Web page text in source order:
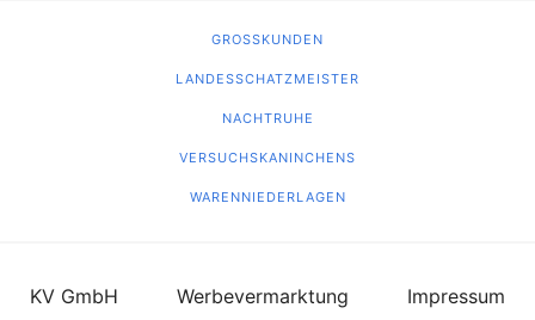
GROSSKUNDEN
LANDESSCHATZMEISTER
NACHTRUHE
VERSUCHSKANINCHENS
WARENNIEDERLAGEN
KV GmbH Werbevermarktung Impressum